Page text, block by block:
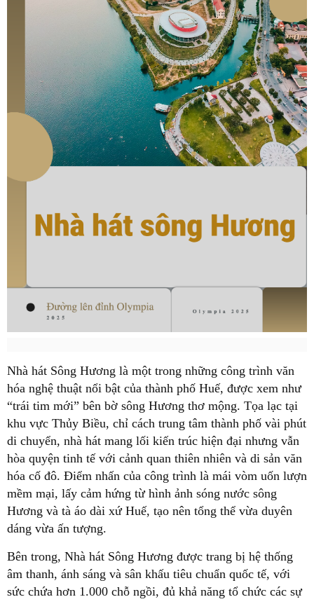
Nhà hát Sông Hương là một trong những công trình văn
hóa nghệ thuật nổi bật của thành phố Huế, được xem như
“trái tim mới” bên bờ sông Hương thơ mộng. Tọa lạc tại
khu vực Thủy Biều, chỉ cách trung tâm thành phố vài phút
di chuyển, nhà hát mang lối kiến trúc hiện đại nhưng vẫn
hòa quyện tinh tế với cảnh quan thiên nhiên và di sản văn
hóa cố đô. Điểm nhấn của công trình là mái vòm uốn lượn
mềm mại, lấy cảm hứng từ hình ảnh sóng nước sông
Hương và tà áo dài xứ Huế, tạo nên tổng thể vừa duyên
dáng vừa ấn tượng.
Bên trong, Nhà hát Sông Hương được trang bị hệ thống
âm thanh, ánh sáng và sân khấu tiêu chuẩn quốc tế, với
sức chứa hơn 1.000 chỗ ngồi, đủ khả năng tổ chức các sự